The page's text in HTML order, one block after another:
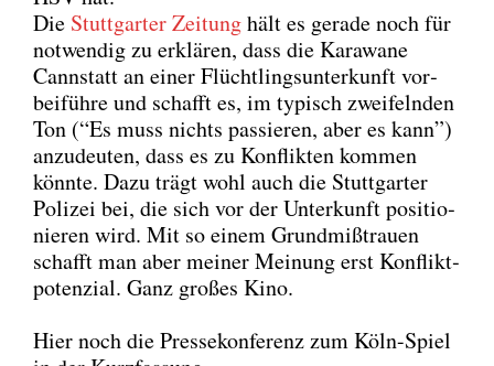
Die Stutt­gar­ter Zei­tunghält es gera­de noch für
not­wen­dig zu erklä­ren, dass die Kara­wa­ne
Cannstatt an einer Flücht­lings­un­ter­kunft vor­
bei­füh­re und schafft es, im typisch zwei­feln­den
Ton (“Es muss nichts pas­sie­ren, aber es kann”)
anzu­deu­ten, dass es zu Kon­flik­ten kom­men
könn­te. Dazu trägt wohl auch die Stutt­gar­ter
Poli­zei bei, die sich vor der Unter­kunft posi­tio­
nie­ren wird. Mit so einem Grund­miß­trau­en
schafft man aber mei­ner Mei­nung erst Kon­flikt­
po­ten­zi­al. Ganz gro­ßes Kino.
Hier noch die Pres­se­kon­fe­renz zum Köln-Spiel